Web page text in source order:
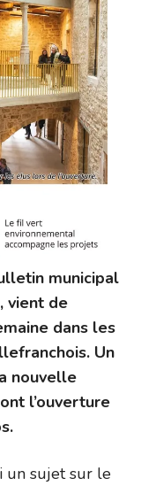
municipal
vient de
dans les
Un
nouvelle
l’ouverture
un sujet sur le